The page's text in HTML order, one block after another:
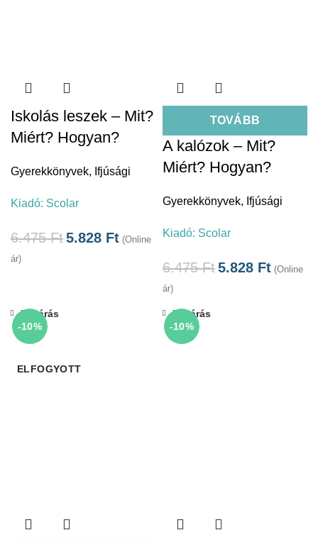
Iskolás leszek – Mit?
Miért? Hogyan?
Gyerekkönyvek, Ifjúsági
Kiadó: Scolar
6.475Ft5.828 Ft (Online
ár)
TOVÁBB
A kalózok – Mit?
Miért? Hogyan?
Gyerekkönyvek, Ifjúsági
Kiadó: Scolar
6.475Ft5.828 Ft (Online
ár)
-10%
ELFOGYOTT
Bezárás
-10%
Bezárás